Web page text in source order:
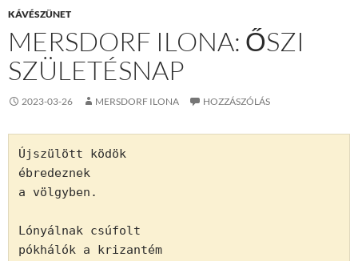
KÁVÉSZÜNET
MERSDORF ILONA: ŐSZI
SZÜLETÉSNAP
2023-03-26 MERSDORF ILONA HOZZÁSZÓLÁS
Újszülött ködök
ébredeznek
a völgyben.
Lónyálnak csúfolt
pókhálók a krizantém